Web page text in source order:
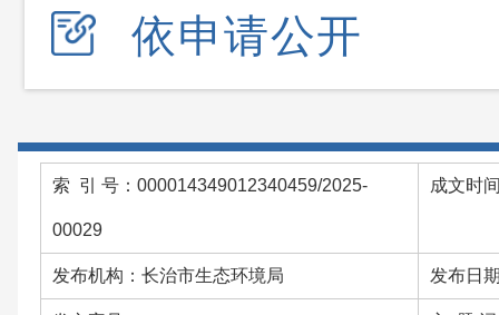
依申请公开
索 引 号：000014349012340459/2025-
00029
成文时
发布机构：长治市生态环境局 发布日